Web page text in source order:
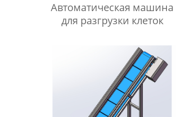
Автоматическая машина
для разгрузки клеток